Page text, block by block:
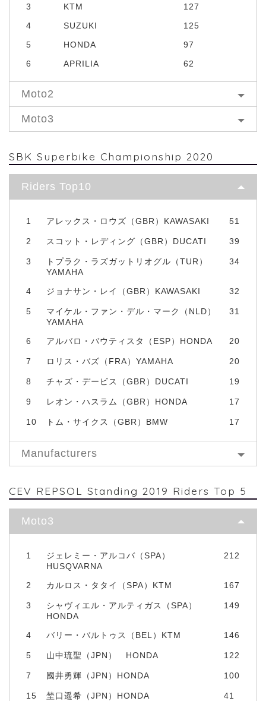
3
KTM
127
4
SUZUKI
125
5
HONDA
97
6
APRILIA 62
Moto2
Moto3
SBK Superbike Championship 2020
Riders Top10
1 アレックス・ロウズ（GBR）KAWASAKI 51
2 スコット・レディング（GBR）DUCATI 39
3
トプラク・ラズガットリオグル（TUR）
YAMAHA
34
4 ジョナサン・レイ（GBR）KAWASAKI 32
5
マイケル・ファン・デル・マーク（NLD）
YAMAHA
31
6 アルバロ・バウティスタ（ESP）HONDA 20
7 ロリス・バズ（FRA）YAMAHA 20
8 チャズ・デービス（GBR）DUCATI 19
9 レオン・ハスラム（GBR）HONDA 17
10 トム・サイクス（GBR）BMW 17
Manufacturers
CEV REPSOL Standing 2019 Riders Top 5
Moto3
1
ジェレミー・アルコバ（SPA）
HUSQVARNA
212
2 カルロス・タタイ（SPA）KTM 167
3
シャヴィエル・アルティガス（SPA）
HONDA
149
4 バリー・バルトゥス（BEL）KTM 146
5 山中琉聖（JPN） HONDA 122
7 國井勇輝（JPN）HONDA 100
15 埜口遥希（JPN）HONDA 41